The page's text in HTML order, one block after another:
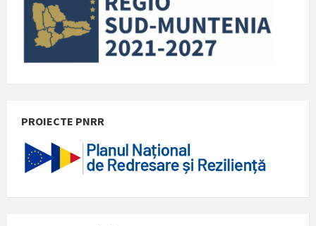
PROIECTE PNRR